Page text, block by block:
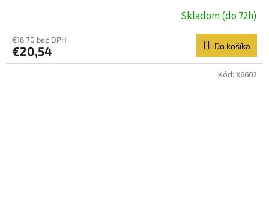
Skladom (do 72h)
€16,70 bez DPH
€20,54 Do košíka
Kód: X6602